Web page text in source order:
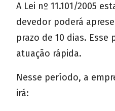
A Lei nº 11.101/2005
devedor poderá
prazo de 10 dias. Esse
atuação rápida.
Nesse período, a
irá: